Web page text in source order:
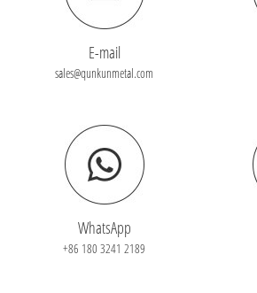
E-mail
sales@qunkunmetal.com
WhatsApp
+86 180 3241 2189